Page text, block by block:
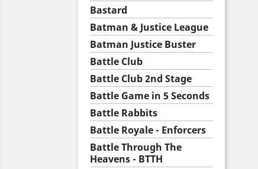
Bastard
Batman & Justice League
Batman Justice Buster
Battle Club
Battle Club 2nd Stage
Battle Game in 5 Seconds
Battle Rabbits
Battle Royale - Enforcers
Battle Through The
Heavens - BTTH